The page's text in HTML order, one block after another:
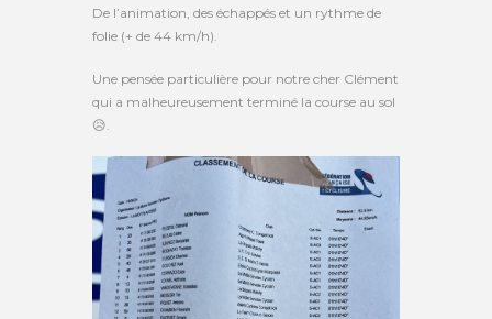
De l’animation, des échappés et un rythme de
folie (+ de 44 km/h).
Une pensée particulière pour notre cher Clément
qui a malheureusement terminé la course au sol
😥.